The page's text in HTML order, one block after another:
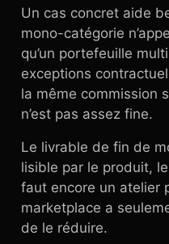
Un cas concret aide
mono-catégorie
qu’un portefeuille
exceptions
la même commission
n’est pas assez fine.
Le livrable de fin de
lisible par le produit,
faut encore un atelier
marketplace a
de le réduire.